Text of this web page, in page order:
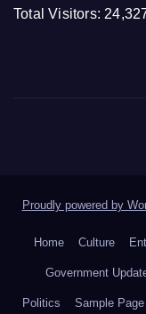
Total Visitors:
Proudly powered by
Home Culture
Government
Politics Sample Page